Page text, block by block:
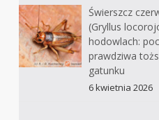
Świerszcz
(Gryllus
hodowlach:
prawdziwa
gatunku
6 kwietnia 2026